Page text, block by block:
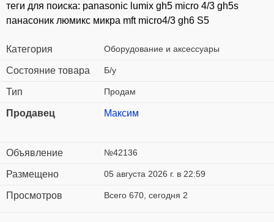
теги для поиска: раnаsоniс lumiх gh5 miсrо 4/3 gh5s
панасоник люмикс микра mft miсrо4/3 gh6 S5
Категория Оборудование и аксессуары
Состояние товара Б/у
Тип Продам
Продавец Максим
Объявление №42136
Размещено 05 августа 2026 г. в 22:59
Просмотров Всего 670, сегодня 2